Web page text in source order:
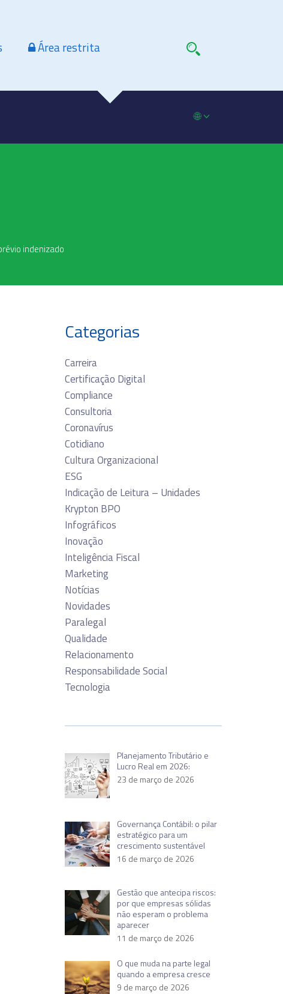
Área restrita
🌐
indenizado
Categorias
Carreira
Certificação Digital
Compliance
Consultoria
Coronavírus
Cotidiano
Cultura Organizacional
ESG
Indicação de Leitura – Unidades
Krypton BPO
Infográficos
Inovação
Inteligência Fiscal
Marketing
Notícias
Novidades
Paralegal
Qualidade
Relacionamento
Responsabilidade Social
Tecnologia
Planejamento Tributário e
Lucro Real em 2026:
23 de março de 2026
Governança Contábil: o pilar
estratégico para um
crescimento sustentável
16 de março de 2026
Gestão que antecipa riscos:
por que empresas sólidas
não esperam o problema
aparecer
11 de março de 2026
O que muda na parte legal
quando a empresa cresce
9 de março de 2026